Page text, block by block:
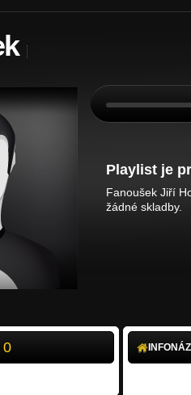
Playlist je
Fanoušek Jiří
žádné skladby.
0 INFO